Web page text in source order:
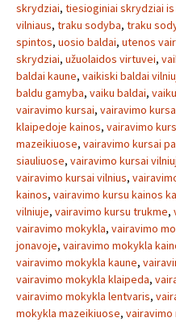
skrydziai, tiesioginiai skrydziai is
vilniaus, traku sodyba, traku
spintos, uosio baldai, utenos
skrydziai, užuolaidos virtuvei,
baldai kaune, vaikiski baldai
baldu gamyba, vaiku baldai,
vairavimo kursai, vairavimo
klaipedoje kainos, vairavimo
mazeikiuose, vairavimo kursai
siauliuose, vairavimo kursai
vairavimo kursai vilnius,
kainos, vairavimo kursu kainos
vilniuje, vairavimo kursu trukme,
vairavimo mokykla, vairavimo
jonavoje, vairavimo mokykla
vairavimo mokykla kaune,
vairavimo mokykla klaipeda,
vairavimo mokykla lentvaris,
mokykla mazeikiuose, vairavimo